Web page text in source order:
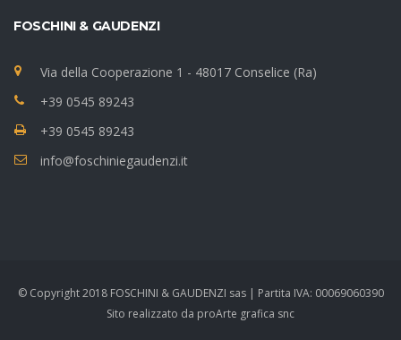
FOSCHINI & GAUDENZI
Via della Cooperazione 1 - 48017 Conselice (Ra)
+39 0545 89243
+39 0545 89243
info@foschiniegaudenzi.it
© Copyright 2018 FOSCHINI & GAUDENZI sas | Partita IVA: 00069060390
Sito realizzato da proArte grafica snc